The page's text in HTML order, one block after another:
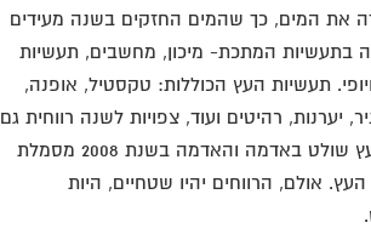
המים, כך שהמים החזקים בשנה מעידים
בתעשיות המתכת- מיכון, מחשבים, תעשיות
תעשיות העץ הכוללות: טקסטיל, אופנה,
רהיטים ועוד, צפויות לשנה רווחית גם
כן. הסיבה לכך היא שעץ שולט באדמה והאדמה בשנת 2008 מסמלת
אולם, הרווחים יהיו שטחיים, היות